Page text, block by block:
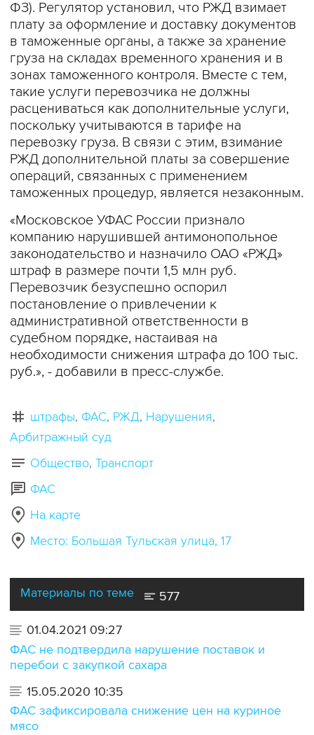
ФЗ). Регулятор установил, что РЖД взимает
плату за оформление и доставку документов
в таможенные органы, а также за хранение
груза на складах временного хранения и в
зонах таможенного контроля. Вместе с тем,
такие услуги перевозчика не должны
расцениваться как дополнительные услуги,
поскольку учитываются в тарифе на
перевозку груза. В связи с этим, взимание
РЖД дополнительной платы за совершение
операций, связанных с применением
таможенных процедур, является незаконным.
«Московское УФАС России признало
компанию нарушившей антимонопольное
законодательство и назначило ОАО «РЖД»
штраф в размере почти 1,5 млн руб.
Перевозчик безуспешно оспорил
постановление о привлечении к
административной ответственности в
судебном порядке, настаивая на
необходимости снижения штрафа до 100 тыс.
руб.», - добавили в пресс-службе.
штрафы ФАС РЖД Нарушения
Арбитражный суд
Общество Транспорт
ФАС
На карте
Место: Большая Тульская улица, 17
Материалы по теме 577
01.04.2021 09:27
ФАС не подтвердила нарушение поставок и
перебои с закупкой сахара
15.05.2020 10:35
ФАС зафиксировала снижение цен на куриное
мясо